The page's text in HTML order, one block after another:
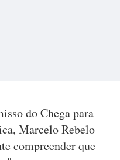
do Chega para
Marcelo Rebelo
compreender que